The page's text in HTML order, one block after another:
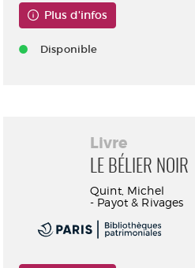
Plus d'infos
Disponible
Livre
LE BÉLIER NOIR
Quint, Michel
- Payot & Rivages